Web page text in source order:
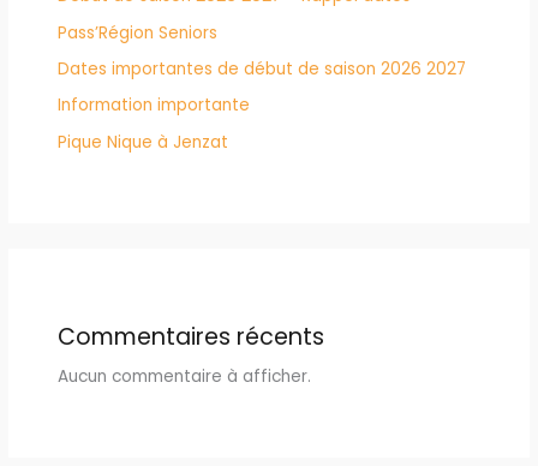
Pass’Région Seniors
Dates importantes de début de saison 2026 2027
Information importante
Pique Nique à Jenzat
Commentaires récents
Aucun commentaire à afficher.